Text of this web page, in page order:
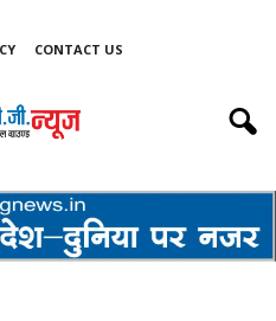
CONTACT US